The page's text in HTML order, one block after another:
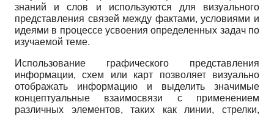
знаний и слов и используются для визуального
представления связей между фактами, условиями и
идеями в процессе усвоения определенных задач по
изучаемой теме.
Использование графического представления
информации, схем или карт позволяет визуально
отображать информацию и выделить значимые
концептуальные взаимосвязи с применением
различных элементов, таких как линии, стрелки,